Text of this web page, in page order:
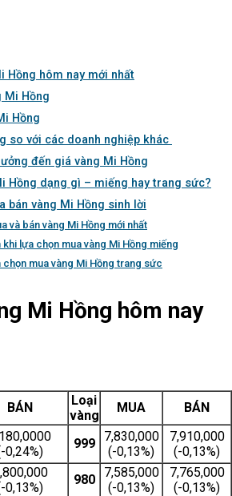
Hồng hôm nay mới nhất
Mi Hồng
Hồng
so với các doanh nghiệp khác
đến giá vàng Mi Hồng
Hồng dạng gì – miếng hay trang sức?
bán vàng Mi Hồng sinh lời
và bán vàng Mi Hồng mới nhất
khi lựa chọn mua vàng Mi Hồng miếng
chọn mua vàng Mi Hồng trang sức
Mi Hồng hôm nay
BÁN
Loại
vàng
MUA BÁN
0,24%)
999
7,830,000
(-0,13%)
7,910,000
(-0,13%)
0,13%)
980
7,585,000
(-0,13%)
7,765,000
(-0,13%)